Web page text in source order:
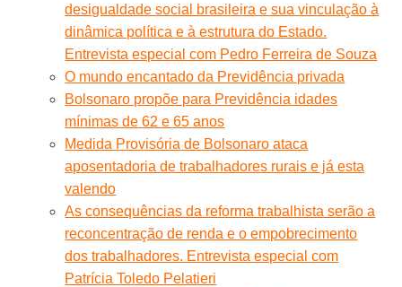
desigualdade social brasileira e sua vinculação à
dinâmica política e à estrutura do Estado.
Entrevista especial com Pedro Ferreira de Souza
O mundo encantado da Previdência privada
Bolsonaro propõe para Previdência idades
mínimas de 62 e 65 anos
Medida Provisória de Bolsonaro ataca
aposentadoria de trabalhadores rurais e já esta
valendo
As consequências da reforma trabalhista serão a
reconcentração de renda e o empobrecimento
dos trabalhadores. Entrevista especial com
Patrícia Toledo Pelatieri